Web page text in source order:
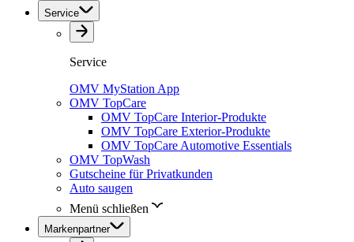
Service
Service
OMV MyStation App
OMV TopCare
OMV TopCare Interior-Produkte
OMV TopCare Exterior-Produkte
OMV TopCare Automotive Essentials
OMV TopWash
Gutscheine für Privatkunden
Auto saugen
Menü schließen
Markenpartner